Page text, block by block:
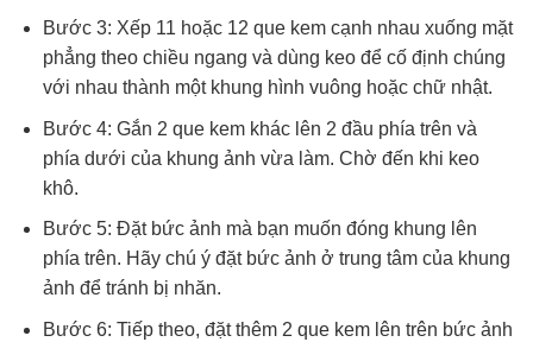
Bước 3: Xếp 11 hoặc 12 que kem cạnh nhau xuống mặt
phẳng theo chiều ngang và dùng keo để cố định chúng
với nhau thành một khung hình vuông hoặc chữ nhật.
Bước 4: Gắn 2 que kem khác lên 2 đầu phía trên và
phía dưới của khung ảnh vừa làm. Chờ đến khi keo
khô.
Bước 5: Đặt bức ảnh mà bạn muốn đóng khung lên
phía trên. Hãy chú ý đặt bức ảnh ở trung tâm của khung
ảnh để tránh bị nhăn.
Bước 6: Tiếp theo, đặt thêm 2 que kem lên trên bức ảnh